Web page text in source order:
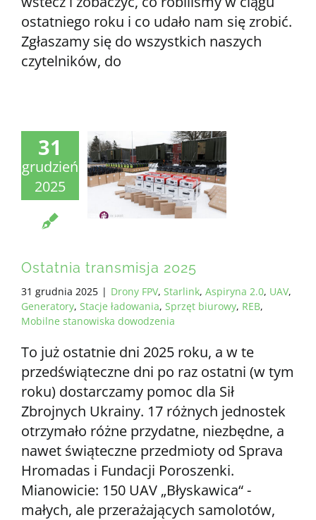
ostatniego roku i co udało nam się zrobić.
Zgłaszamy się do wszystkich naszych
czytelników, do
31
grudzień
2025
Ostatnia transmisja 2025
31 grudnia 2025 | Drony FPV, Starlink, Aspiryna 2.0, UAV,
Generatory, Stacje ładowania, Sprzęt biurowy, REB,
Mobilne stanowiska dowodzenia
To już ostatnie dni 2025 roku, a w te
przedświąteczne dni po raz ostatni (w tym
roku) dostarczamy pomoc dla Sił
Zbrojnych Ukrainy. 17 różnych jednostek
otrzymało różne przydatne, niezbędne, a
nawet świąteczne przedmioty od Sprava
Hromadas i Fundacji Poroszenki.
Mianowicie: 150 UAV „Błyskawica“ -
małych, ale przerażających samolotów,